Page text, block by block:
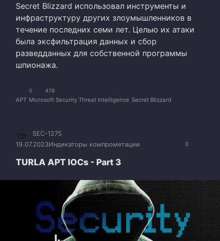
Secret Blizzard использовал инструменты и
инфраструктуру других злоумышленников в
течение последних семи лет. Целью их атаки
была эксфильтрация данных и сбор
разведданных для собственной программы
шпионажа.
0 478
APT Microsoft Security Threat Intelligence Secret Blizzard
0
SEC-1275
19.07.2023Индикаторы компрометации
TURLA APT IOCs - Part 3